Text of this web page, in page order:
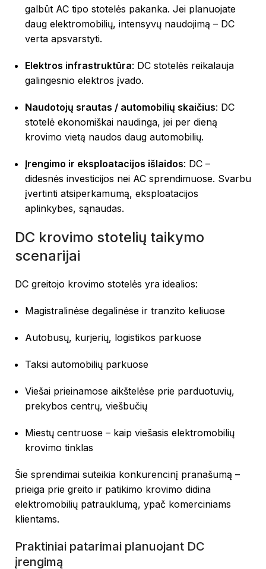
galbūt AC tipo stotelės pakanka. Jei planuojate
daug elektromobilių, intensyvų naudojimą – DC
verta apsvarstyti.
Elektros infrastruktūra: DC stotelės reikalauja
galingesnio elektros įvado.
Naudotojų srautas / automobilių skaičius: DC
stotelė ekonomiškai naudinga, jei per dieną
krovimo vietą naudos daug automobilių.
Įrengimo ir eksploatacijos išlaidos: DC –
didesnės investicijos nei AC sprendimuose. Svarbu
įvertinti atsiperkamumą, eksploatacijos
aplinkybes, sąnaudas.
DC krovimo stotelių taikymo
scenarijai
DC greitojo krovimo stotelės yra idealios:
Magistralinėse degalinėse ir tranzito keliuose
Autobusų, kurjerių, logistikos parkuose
Taksi automobilių parkuose
Viešai prieinamose aikštelėse prie parduotuvių,
prekybos centrų, viešbučių
Miestų centruose – kaip viešasis elektromobilių
krovimo tinklas
Šie sprendimai suteikia konkurencinį pranašumą –
prieiga prie greito ir patikimo krovimo didina
elektromobilių patrauklumą, ypač komerciniams
klientams.
Praktiniai patarimai planuojant DC
įrengimą